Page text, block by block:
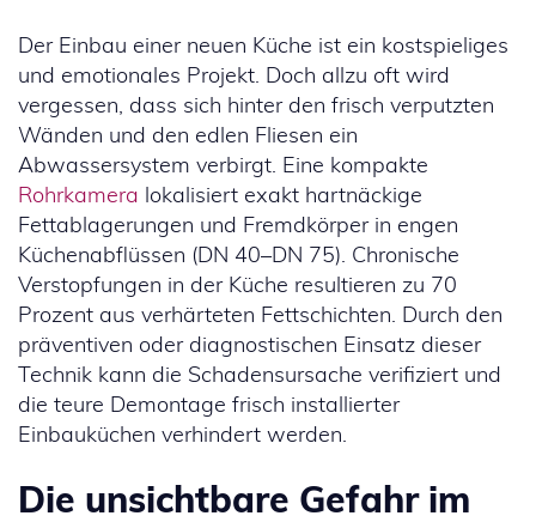
Der Einbau einer neuen Küche ist ein kostspieliges
und emotionales Projekt. Doch allzu oft wird
vergessen, dass sich hinter den frisch verputzten
Wänden und den edlen Fliesen ein
Abwassersystem verbirgt. Eine kompakte
Rohrkamera lokalisiert exakt hartnäckige
Fettablagerungen und Fremdkörper in engen
Küchenabflüssen (DN 40–DN 75). Chronische
Verstopfungen in der Küche resultieren zu 70
Prozent aus verhärteten Fettschichten. Durch den
präventiven oder diagnostischen Einsatz dieser
Technik kann die Schadensursache verifiziert und
die teure Demontage frisch installierter
Einbauküchen verhindert werden.
Die unsichtbare Gefahr im